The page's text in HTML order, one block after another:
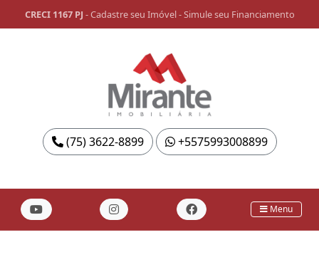
CRECI 1167 PJ -Cadastre seu Imóvel-Simule seu Financiamento
(75) 3622-8899 +5575993008899
Menu